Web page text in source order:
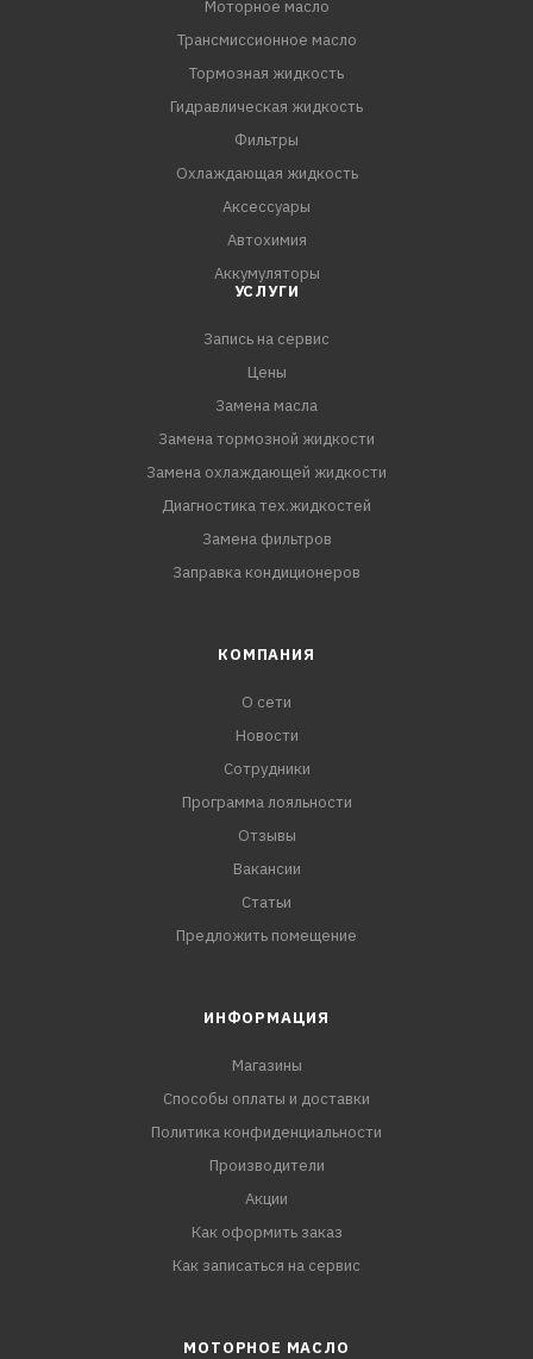
- Обладает отличной совместимостью с материалами
уплотнительных соединений.
СПЕЦИФИКАЦИИ:
Моторное масло
Трансмиссионное масло
Тормозная жидкость
Гидравлическая жидкость
Фильтры
Охлаждающая жидкость
Аксессуары
Автохимия
Аккумуляторы
УСЛУГИ
Запись на сервис
Цены
Замена масла
Замена тормозной жидкости
Замена охлаждающей жидкости
Диагностика тех.жидкостей
Замена фильтров
Заправка кондиционеров
КОМПАНИЯ
О сети
Новости
Сотрудники
Программа лояльности
Отзывы
Вакансии
Статьи
Предложить помещение
ИНФОРМАЦИЯ
Магазины
Способы оплаты и доставки
Политика конфиденциальности
Производители
Акции
Как оформить заказ
Как записаться на сервис
МОТОРНОЕ МАСЛО